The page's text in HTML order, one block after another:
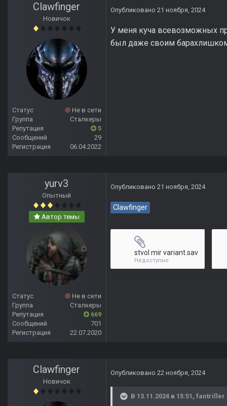
Clawfinger
Новичок
Статус
Не в сети
Группа
Сталкеры
Репутация
5
Сообщений
29
Регистрация
06.04.2022
Опубликовано 21 ноября, 2024
У меня куча всевозможных
был даже своим
yurv3
Опытный
Автор темы
Статус
Не в сети
Группа
Сталкеры
Репутация
669
Сообщений
701
Регистрация
22.07.2020
Опубликовано 21 ноября, 2024
Clawfinger
stvol mir variant.sav
Недоступно
Clawfinger
Новичок
Опубликовано 22 ноября, 2024
В 13.11.2024 в 15:51, fantriller